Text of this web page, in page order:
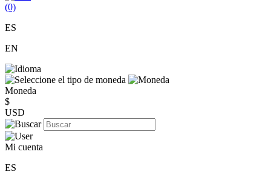
(0)
ES
EN
Moneda
$
USD
Mi cuenta
ES